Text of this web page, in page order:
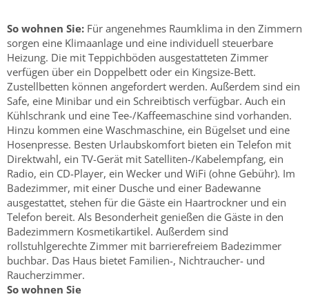
So wohnen Sie: Für angenehmes Raumklima in den Zimmern
sorgen eine Klimaanlage und eine individuell steuerbare
Heizung. Die mit Teppichböden ausgestatteten Zimmer
verfügen über ein Doppelbett oder ein Kingsize-Bett.
Zustellbetten können angefordert werden. Außerdem sind ein
Safe, eine Minibar und ein Schreibtisch verfügbar. Auch ein
Kühlschrank und eine Tee-/Kaffeemaschine sind vorhanden.
Hinzu kommen eine Waschmaschine, ein Bügelset und eine
Hosenpresse. Besten Urlaubskomfort bieten ein Telefon mit
Direktwahl, ein TV-Gerät mit Satelliten-/Kabelempfang, ein
Radio, ein CD-Player, ein Wecker und WiFi (ohne Gebühr). Im
Badezimmer, mit einer Dusche und einer Badewanne
ausgestattet, stehen für die Gäste ein Haartrockner und ein
Telefon bereit. Als Besonderheit genießen die Gäste in den
Badezimmern Kosmetikartikel. Außerdem sind
rollstuhlgerechte Zimmer mit barrierefreiem Badezimmer
buchbar. Das Haus bietet Familien-, Nichtraucher- und
Raucherzimmer.
So wohnen Sie